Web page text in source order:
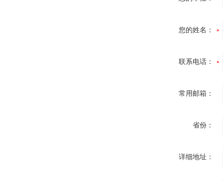
您的姓名：
联系电话：
常用邮箱：
省份：
详细地址：